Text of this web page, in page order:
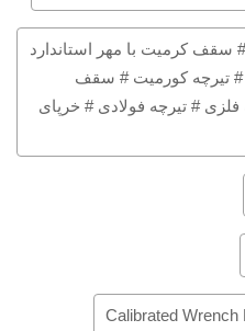
# سقف کرمیت با مهر استاندارد
# تیرچه کورمیت # سقف
# تیرچه فولادی # خرپای
Calibrated